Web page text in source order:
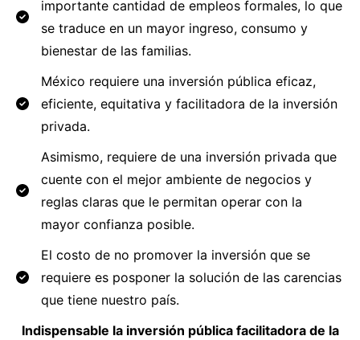
importante cantidad de empleos formales, lo que
se traduce en un mayor ingreso, consumo y
bienestar de las familias.
México requiere una inversión pública eficaz,
eficiente, equitativa y facilitadora de la inversión
privada.
Asimismo, requiere de una inversión privada que
cuente con el mejor ambiente de negocios y
reglas claras que le permitan operar con la
mayor confianza posible.
El costo de no promover la inversión que se
requiere es posponer la solución de las carencias
que tiene nuestro país.
Indispensable la inversión pública facilitadora de la